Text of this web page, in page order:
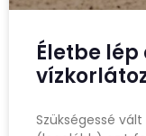
Életbe lép
Szükségessé